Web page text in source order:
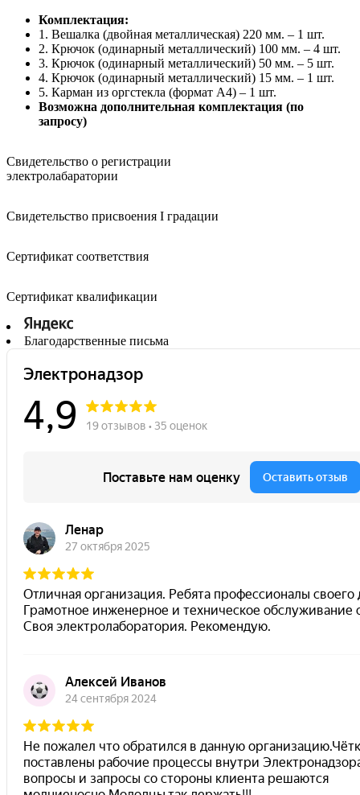
Комплектация:
1. Вешалка (двойная металлическая) 220 мм. – 1 шт.
2. Крючок (одинарный металлический) 100 мм. – 4 шт.
3. Крючок (одинарный металлический) 50 мм. – 5 шт.
4. Крючок (одинарный металлический) 15 мм. – 1 шт.
5. Карман из оргстекла (формат А4) – 1 шт.
Возможна дополнительная комплектация (по
запросу)
Свидетельство о регистрации
электролабаратории
Свидетельство присвоения I градации
Сертификат соответствия
Сертификат квалификации
Благодарственные письма